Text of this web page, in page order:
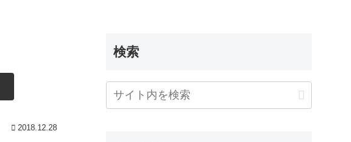
2018.12.28
検索